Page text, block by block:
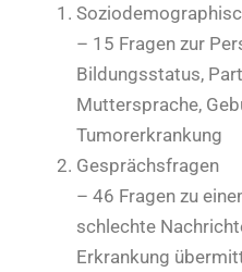
– 15 Fragen zur
Bildungsstatus,
Muttersprache,
Tumorerkrankung
Gesprächsfragen
– 46 Fragen zu
schlechte
Erkrankung